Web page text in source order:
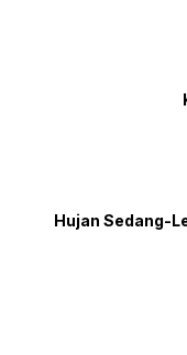
Hujan Sedang-